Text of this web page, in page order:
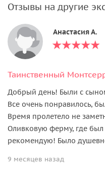
Отзывы на другие
Анастасия А.
Добрый день! Были с
Все очень понравилось,
Время пролетело не
Оливковую ферму, где
рекомендую! Было
9 месяцев назад